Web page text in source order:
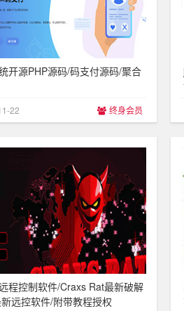
开源PHP源码/码支付源码/聚合
22 终身会员
程控制软件/Craxs Rat最新破解
远控软件/附带教程授权